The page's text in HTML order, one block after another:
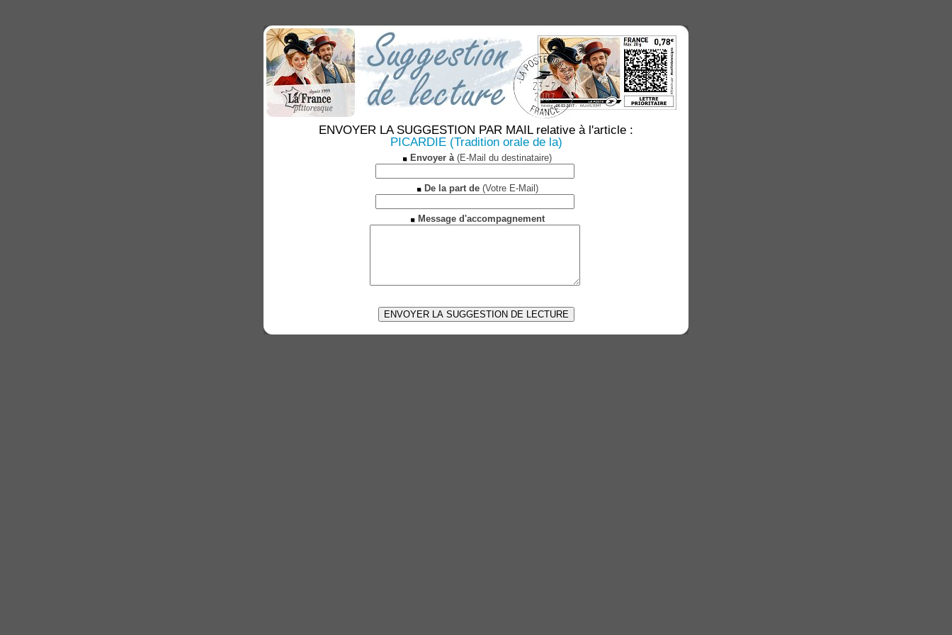
ENVOYER LA SUGGESTION PAR MAIL relative à l'article :
PICARDIE (Tradition orale de la)
Envoyer à(E-Mail du destinataire)
De la part de(Votre E-Mail)
Message d'accompagnement